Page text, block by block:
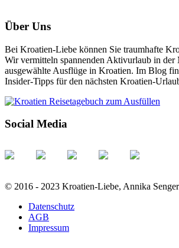
Über Uns
Bei Kroatien-Liebe können Sie traumhafte
Wir vermitteln spannenden Aktivurlaub in der
ausgewählte Ausflüge in Kroatien. Im Blog
Insider-Tipps für den nächsten Kroatien-
Social Media
© 2016 - 2023 Kroatien-Liebe, Annika
Datenschutz
AGB
Impressum